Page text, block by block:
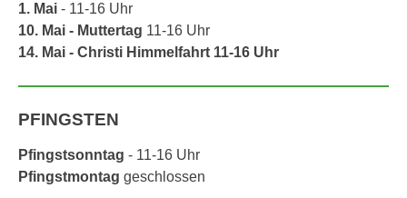
1. Mai - 11-16 Uhr
10. Mai - Muttertag 11-16 Uhr
14. Mai - Christi Himmelfahrt 11-16 Uhr
PFINGSTEN
Pfingstsonntag - 11-16 Uhr
Pfingstmontag geschlossen